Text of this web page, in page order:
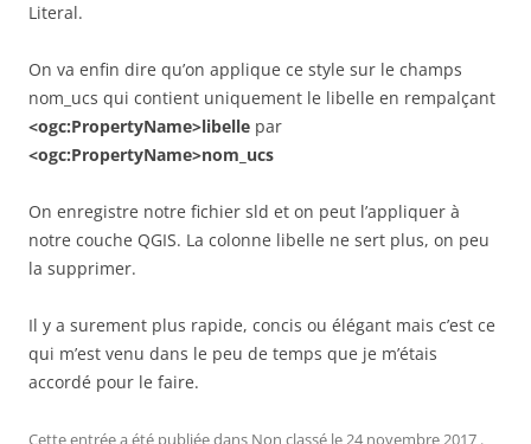
Literal.
On va enfin dire qu’on applique ce style sur le champs
nom_ucs qui contient uniquement le libelle en rempalçant
<ogc:PropertyName>libelle par
<ogc:PropertyName>nom_ucs
On enregistre notre fichier sld et on peut l’appliquer à
notre couche QGIS. La colonne libelle ne sert plus, on peu
la supprimer.
Il y a surement plus rapide, concis ou élégant mais c’est ce
qui m’est venu dans le peu de temps que je m’étais
accordé pour le faire.
Cette entrée a été publiée dans Non classé le24 novembre 2017 .